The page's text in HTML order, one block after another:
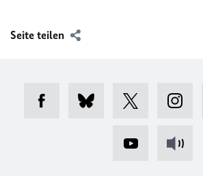
Seite teilen